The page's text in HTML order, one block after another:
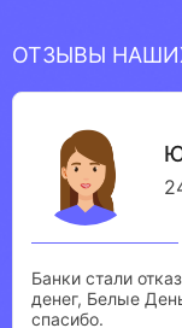
ОТЗЫВЫ
Банки стали
денег, Белые
спасибо.